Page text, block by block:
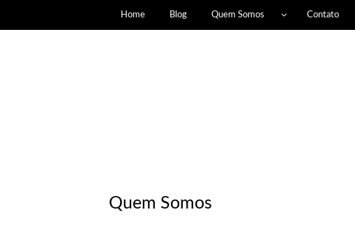
Home Blog Quem Somos Contato
Quem Somos